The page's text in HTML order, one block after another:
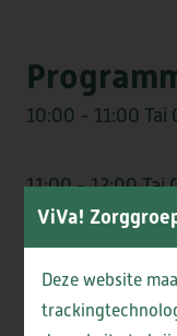
ViVa!
Deze website
10:00 - 11:00 Tai
11:00 - 12:00 Tai
12:00 - 13:00
13:00 - 14:00